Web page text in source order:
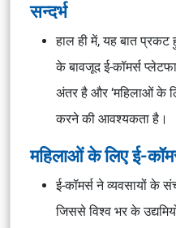
सन्दर्भ
हाल ही में, यह बात
के बावजूद ई-कॉमर्स
अंतर है और ‘महिलाओं के
करने की आवश्यकता है।
महिलाओं के लिए ई-
ई-कॉमर्स ने व्यवसायों के
जिससे विश्व भर के